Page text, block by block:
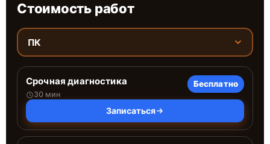
Стоимость работ
ПК
Срочная диагностика
30 мин
Бесплатно
Записаться